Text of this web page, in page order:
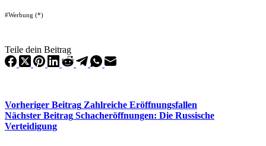
#Werbung (*)
Teile dein Beitrag
Vorheriger Beitrag Zahlreiche Eröffnungsfallen
Nächster Beitrag Schacheröffnungen: Die Russische
Verteidigung